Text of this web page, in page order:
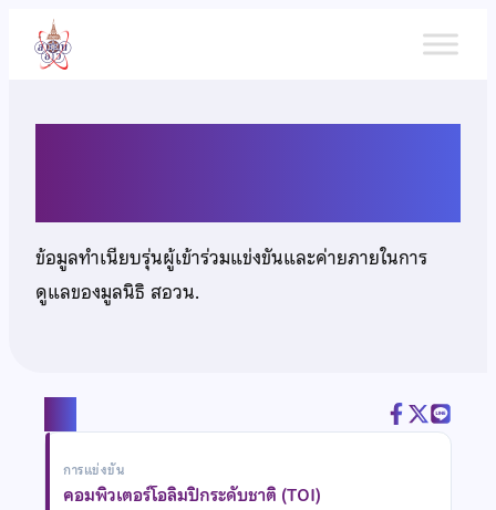
เนื้อหา
ข้อมูลทำเนียบรุ่นผู้เข้าร่วมแข่งขันและค่ายภายในการ
ดูแลของมูลนิธิ สอวน.
การแข่งขัน
คอมพิวเตอร์โอลิมปิกระดับชาติ (TOI)